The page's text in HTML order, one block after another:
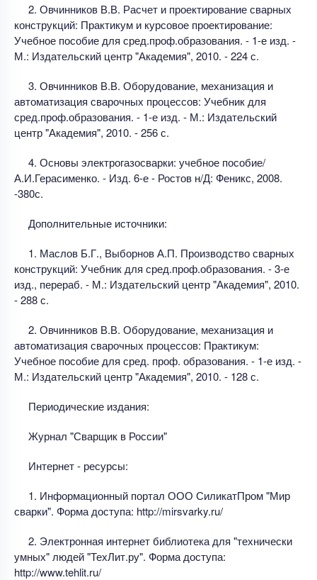
2. Овчинников В.В. Расчет и проектирование сварных
конструкций: Практикум и курсовое проектирование:
Учебное пособие для сред.проф.образования. - 1-е изд. -
М.: Издательский центр "Академия", 2010. - 224 с.
3. Овчинников В.В. Оборудование, механизация и
автоматизация сварочных процессов: Учебник для
сред.проф.образования. - 1-е изд. - М.: Издательский
центр "Академия", 2010. - 256 с.
4. Основы электрогазосварки: учебное пособие/
А.И.Герасименко. - Изд. 6-е - Ростов н/Д: Феникс, 2008.
-380с.
Дополнительные источники:
1. Маслов Б.Г., Выборнов А.П. Производство сварных
конструкций: Учебник для сред.проф.образования. - 3-е
изд., перераб. - М.: Издательский центр "Академия", 2010.
- 288 с.
2. Овчинников В.В. Оборудование, механизация и
автоматизация сварочных процессов: Практикум:
Учебное пособие для сред. проф. образования. - 1-е изд. -
М.: Издательский центр "Академия", 2010. - 128 с.
Периодические издания:
Журнал "Сварщик в России"
Интернет - ресурсы:
1. Информационный портал ООО СиликатПром "Мир
сварки". Форма доступа: http://mirsvarky.ru/
2. Электронная интернет библиотека для "технически
умных" людей "ТехЛит.ру". Форма доступа:
http://www.tehlit.ru/